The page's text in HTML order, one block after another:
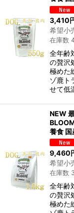
3,410
希望小
在庫数
全年齢
の贅沢
極めた
ゾ鹿ト
せて低
NEW
養食
9,460
希望小
在庫数
全年齢
の贅沢
極めた